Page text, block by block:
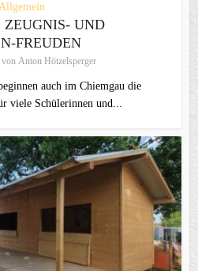
ZEUGNIS- UND
FREUDEN
von Anton Hötzelsperger
auch im Chiemgau die
viele Schülerinnen und...